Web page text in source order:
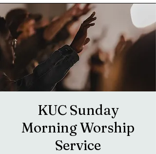
KUC Sunday
Morning Worship
Service